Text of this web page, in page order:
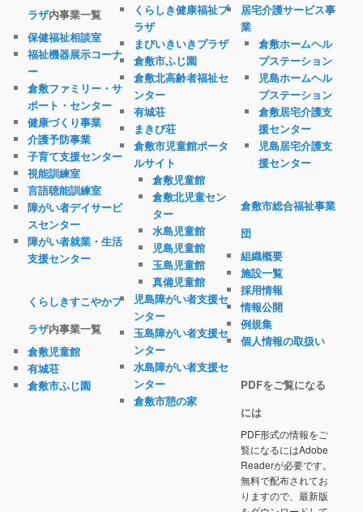
ラザ内事業一覧
保健福祉相談室
福祉機器展示コーナ
ー
倉敷ファミリー・サ
ポート・センター
健康づくり事業
介護予防事業
子育て支援センター
視能訓練室
言語聴能訓練室
障がい者デイサービ
スセンター
障がい者就業・生活
支援センター
くらしきすこやかプ
ラザ内事業一覧
倉敷児童館
有城荘
倉敷市ふじ園
くらしき健康福祉プ
ラザ
まびいきいきプラザ
倉敷市ふじ園
倉敷北高齢者福祉セ
ンター
有城荘
まきび荘
倉敷市児童館ポータ
ルサイト
倉敷児童館
倉敷北児童セン
ター
水島児童館
児島児童館
玉島児童館
真備児童館
児島障がい者支援セ
ンター
玉島障がい者支援セ
ンター
水島障がい者支援セ
ンター
倉敷市憩の家
居宅介護サービス事
業
倉敷ホームヘル
プステーション
児島ホームヘル
プステーション
倉敷居宅介護支
援センター
児島居宅介護支
援センター
倉敷市総合福祉事業
団
組織概要
施設一覧
採用情報
情報公開
例規集
個人情報の取扱い
PDFをご覧になる
には
PDF形式の情報をご
覧になるにはAdobe
Readerが必要です。
無料で配布されてお
りますので、最新版